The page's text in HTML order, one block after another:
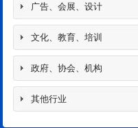
广告、会展、设计
文化、教育、培训
政府、协会、机构
其他行业